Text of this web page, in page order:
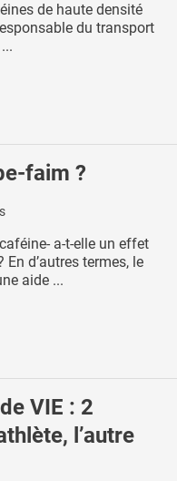
de haute densité
du transport
faim ?
a-t-elle un effet
d’autres termes, le
aide ...
VIE : 2
l’autre